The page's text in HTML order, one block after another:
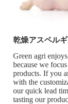
乾燥アスペル
Green agri
because we
products. If you
with the
our quick lead
tasting our